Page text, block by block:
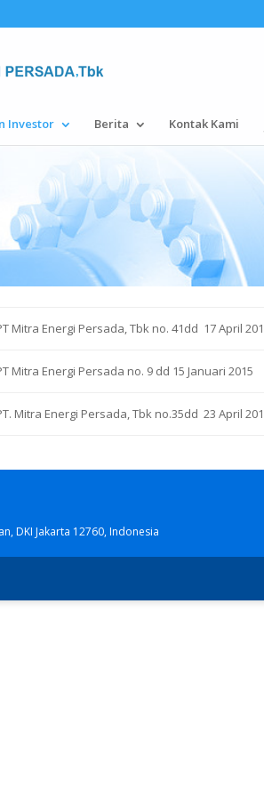
Investor Berita Kontak Kami
Mitra Energi Persada, Tbk no. 41dd 17 April
Mitra Energi Persada no. 9 dd 15 Januari 2015
Mitra Energi Persada, Tbk no.35dd 23 April
DKI Jakarta 12760, Indonesia